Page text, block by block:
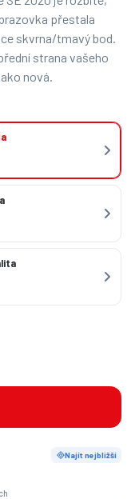
přestala
skvrna/tmavý bod.
strana vašeho
nová.
Najít nejbližší